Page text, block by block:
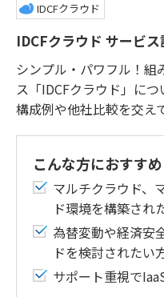
IDCFクラウド
IDCFクラウド サービ
シンプル・パワフル！組
ス「IDCFクラウド」につ
構成例や他社比較を交え
こんな方におすすめ
マルチクラウド、
ド環境を構築され
為替変動や経済安
ドを検討されたい
サポート重視で